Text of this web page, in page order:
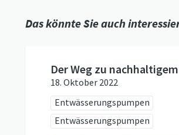
Das könnte Sie auch
Der Weg zu
18. Oktober 2022
Entwässerungspumpen
Entwässerungspumpen